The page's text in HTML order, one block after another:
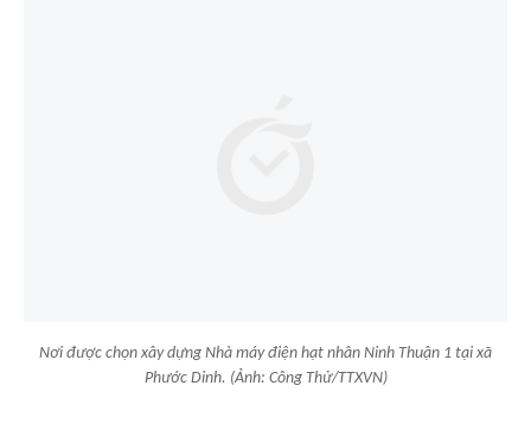
Nơi được chọn xây dựng Nhà máy điện hạt nhân Ninh Thuận 1 tại xã
Phước Dinh. (Ảnh: Công Thử/TTXVN)